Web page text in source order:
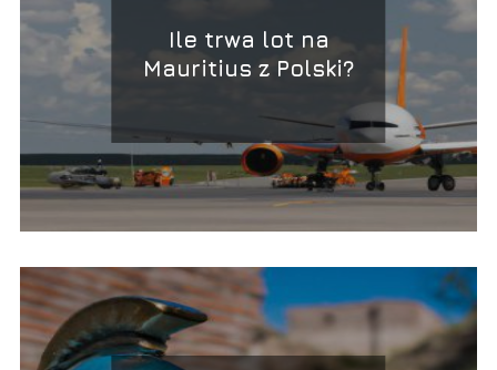
Ile trwa lot na
Mauritius z Polski?